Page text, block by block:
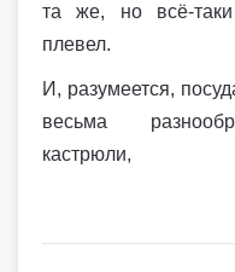
та же, но всё-
плевел.
И, разумеется,
весьма
кастрюли,